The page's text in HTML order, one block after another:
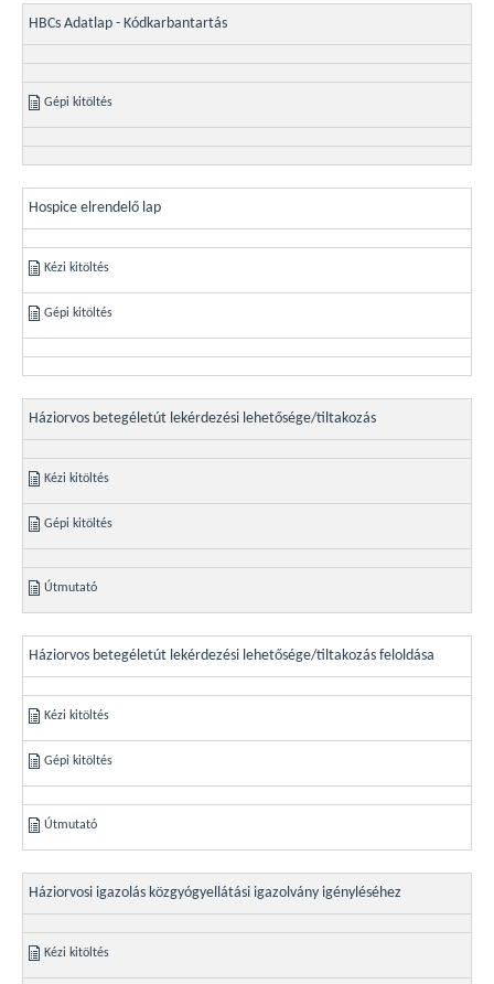
HBCs Adatlap - Kódkarbantartás
Gépi kitöltés
Hospice elrendelő lap
Kézi kitöltés
Gépi kitöltés
Háziorvos betegéletút lekérdezési lehetősége/tiltakozás
Kézi kitöltés
Gépi kitöltés
Útmutató
Háziorvos betegéletút lekérdezési lehetősége/tiltakozás feloldása
Kézi kitöltés
Gépi kitöltés
Útmutató
Háziorvosi igazolás közgyógyellátási igazolvány igényléséhez
Kézi kitöltés